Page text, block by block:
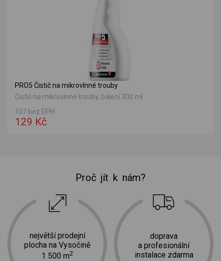
PRO5 Čistič na mikrovlnné trouby
Čistič na mikrovlnné trouby, balení 300 ml.
107 bez DPH
129 Kč
Proč jít k nám?
největší prodejní
plocha na Vysočině
1 500 m2
doprava
a profesionální
instalace zdarma